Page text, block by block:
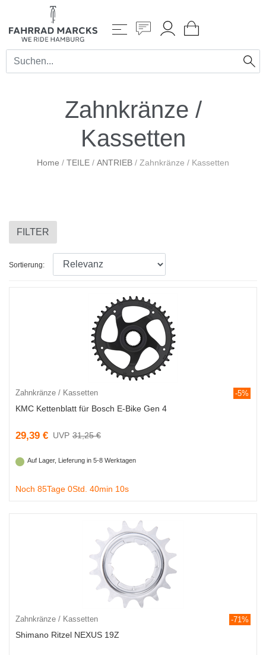
Zahnkränze /
Kassetten
Home / TEILE / ANTRIEB / Zahnkränze / Kassetten
FILTER
Sortierung:
Zahnkränze / Kassetten -5%
KMC Kettenblatt für Bosch E-Bike Gen 4
29,39 € 31,25 €
Auf Lager, Lieferung in 5-8 Werktagen
Noch 85Tage 0Std. 40min 9s
Zahnkränze / Kassetten -71%
Shimano Ritzel NEXUS 19Z